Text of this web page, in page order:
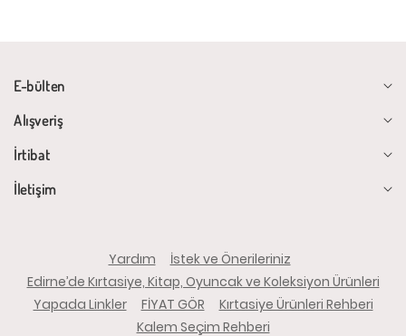
E-bülten
Alışveriş
İrtibat
İletişim
Yardım
İstek ve Önerileriniz
Edirne’de Kırtasiye, Kitap, Oyuncak ve Koleksiyon Ürünleri
Yapada Linkler
FİYAT GÖR
Kırtasiye Ürünleri Rehberi
Kalem Seçim Rehberi